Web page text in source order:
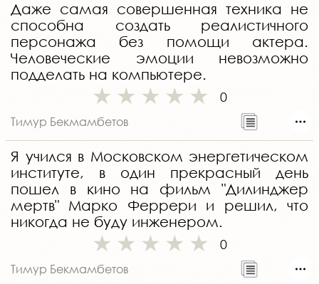
Даже самая совершенная техника не
способна создать реалистичного
персонажа без помощи актера.
Человеческие эмоции невозможно
подделать на компьютере.
0
Тимур Бекмамбетов
Я учился в Московском энергетическом
институте, в один прекрасный день
пошел в кино на фильм "Дилинджер
мертв" Марко Феррери и решил, что
никогда не буду инженером.
0
Тимур Бекмамбетов